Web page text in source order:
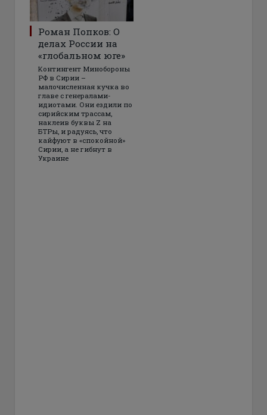
Роман Попков: О
делах России на
«глобальном юге»
Контингент Минобороны
РФ в Сирии –
малочисленная кучка во
главе с генералами-
идиотами. Они ездили по
сирийским трассам,
наклеив буквы Z на
БТРы, и радуясь, что
кайфуют в «спокойной»
Сирии, а не гибнут в
Украине